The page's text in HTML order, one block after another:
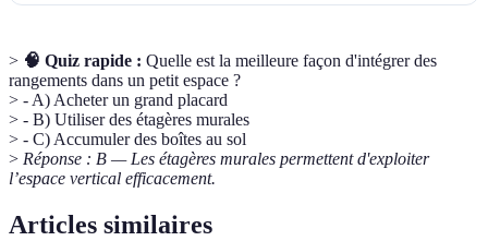
> 🧠 Quiz rapide : Quelle est la meilleure façon d'intégrer des
rangements dans un petit espace ?
> - A) Acheter un grand placard
> - B) Utiliser des étagères murales
> - C) Accumuler des boîtes au sol
> Réponse : B — Les étagères murales permettent d'exploiter
l’espace vertical efficacement.
Articles similaires